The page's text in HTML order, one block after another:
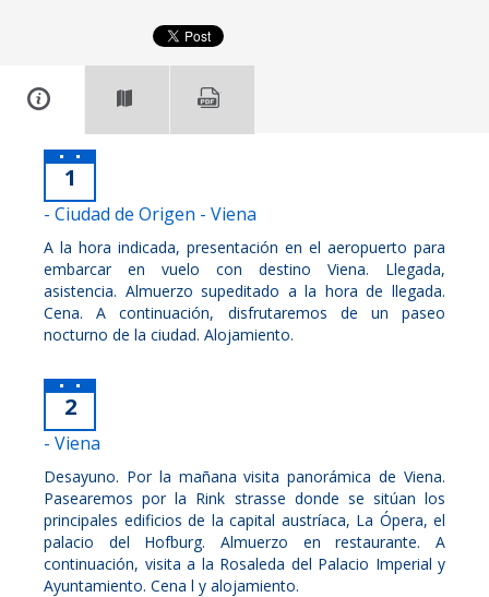
1
- Ciudad de Origen - Viena
A la hora indicada, presentación en el aeropuerto para
embarcar en vuelo con destino Viena. Llegada,
asistencia. Almuerzo supeditado a la hora de llegada.
Cena. A continuación, disfrutaremos de un paseo
nocturno de la ciudad. Alojamiento.
2
- Viena
Desayuno. Por la mañana visita panorámica de Viena.
Pasearemos por la Rink strasse donde se sitúan los
principales edificios de la capital austríaca, La Ópera, el
palacio del Hofburg. Almuerzo en restaurante. A
continuación, visita a la Rosaleda del Palacio Imperial y
Ayuntamiento. Cena l y alojamiento.